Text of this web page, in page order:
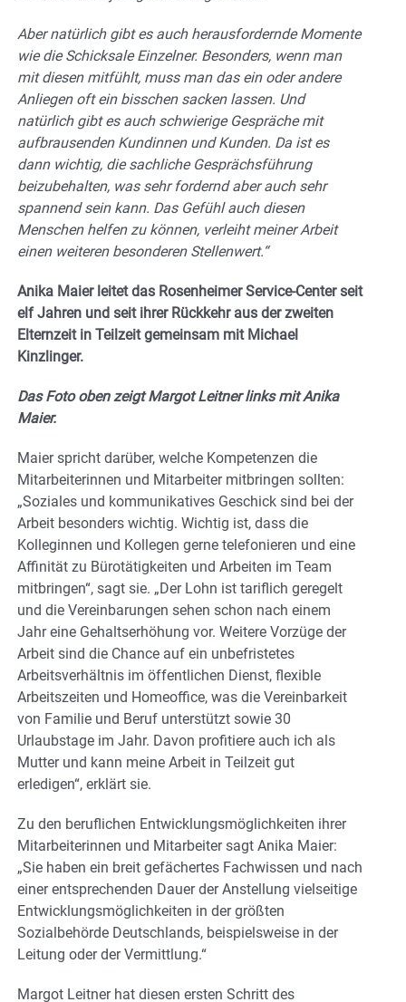
Aber natürlich gibt es auch herausfordernde Momente
wie die Schicksale Einzelner. Besonders, wenn man
mit diesen mitfühlt, muss man das ein oder andere
Anliegen oft ein bisschen sacken lassen. Und
natürlich gibt es auch schwierige Gespräche mit
aufbrausenden Kundinnen und Kunden. Da ist es
dann wichtig, die sachliche Gesprächsführung
beizubehalten, was sehr fordernd aber auch sehr
spannend sein kann. Das Gefühl auch diesen
Menschen helfen zu können, verleiht meiner Arbeit
einen weiteren besonderen Stellenwert.“
Anika Maier leitet das Rosenheimer Service-Center seit
elf Jahren und seit ihrer Rückkehr aus der zweiten
Elternzeit in Teilzeit gemeinsam mit Michael
Kinzlinger.
Das Foto oben zeigt Margot Leitner links mit Anika
Maier.
Maier spricht darüber, welche Kompetenzen die
Mitarbeiterinnen und Mitarbeiter mitbringen sollten:
„Soziales und kommunikatives Geschick sind bei der
Arbeit besonders wichtig. Wichtig ist, dass die
Kolleginnen und Kollegen gerne telefonieren und eine
Affinität zu Bürotätigkeiten und Arbeiten im Team
mitbringen“, sagt sie. „Der Lohn ist tariflich geregelt
und die Vereinbarungen sehen schon nach einem
Jahr eine Gehaltserhöhung vor. Weitere Vorzüge der
Arbeit sind die Chance auf ein unbefristetes
Arbeitsverhältnis im öffentlichen Dienst, flexible
Arbeitszeiten und Homeoffice, was die Vereinbarkeit
von Familie und Beruf unterstützt sowie 30
Urlaubstage im Jahr. Davon profitiere auch ich als
Mutter und kann meine Arbeit in Teilzeit gut
erledigen“, erklärt sie.
Zu den beruflichen Entwicklungsmöglichkeiten ihrer
Mitarbeiterinnen und Mitarbeiter sagt Anika Maier:
„Sie haben ein breit gefächertes Fachwissen und nach
einer entsprechenden Dauer der Anstellung vielseitige
Entwicklungsmöglichkeiten in der größten
Sozialbehörde Deutschlands, beispielsweise in der
Leitung oder der Vermittlung.“
Margot Leitner hat diesen ersten Schritt des